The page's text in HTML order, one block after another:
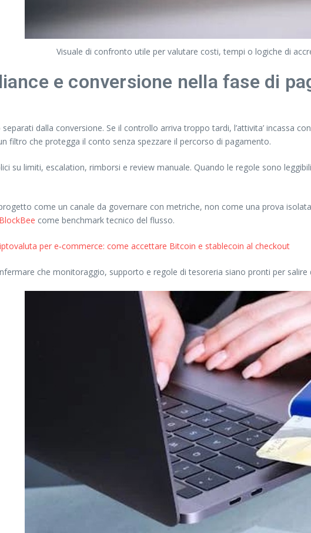
Visuale di confronto utile per valutare costi, tempi o logiche di
e conversione nella fase di
dalla conversione. Se il controllo arriva troppo tardi, l’attivita’ incassa
filtro che protegga il conto senza spezzare il percorso di pagamento.
su limiti, escalation, rimborsi e review manuale. Quando le regole sono
come un canale da governare con metriche, non come una prova
BlockBee come benchmark tecnico del flusso.
per e‑commerce: come accettare Bitcoin e stablecoin al checkout
che monitoraggio, supporto e regole di tesoreria siano pronti per salire